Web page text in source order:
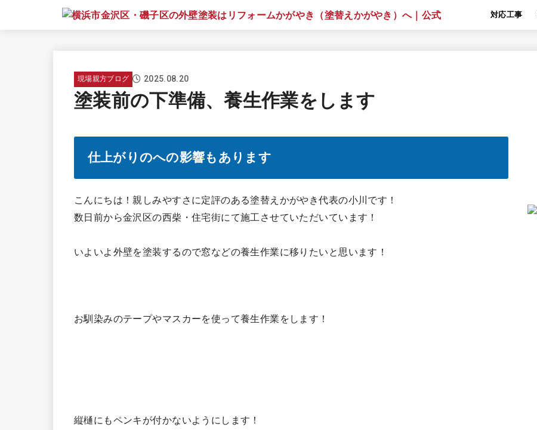
対応工事
現場親方ブログ 2025.08.20
塗装前の下準備、養生作業をします
仕上がりのへの影響もあります
こんにちは！親しみやすさに定評のある塗替えかがやき代表の小川です！
数日前から金沢区の西柴・住宅街にて施工させていただいています！
いよいよ外壁を塗装するので窓などの養生作業に移りたいと思います！
お馴染みのテープやマスカーを使って養生作業をします！
縦樋にもペンキが付かないようにします！